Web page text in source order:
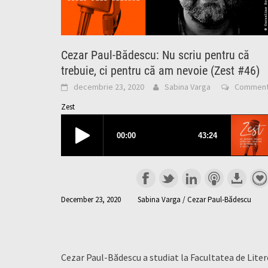
Cezar Paul-Bădescu: Nu scriu pentru că
trebuie, ci pentru că am nevoie (Zest #46)
decembrie 23, 2020 Sabina Varga
Zest
December 23, 2020 Sabina Varga / Cezar Paul-Bădescu
Cezar Paul-Bădescu a studiat la Facultatea de